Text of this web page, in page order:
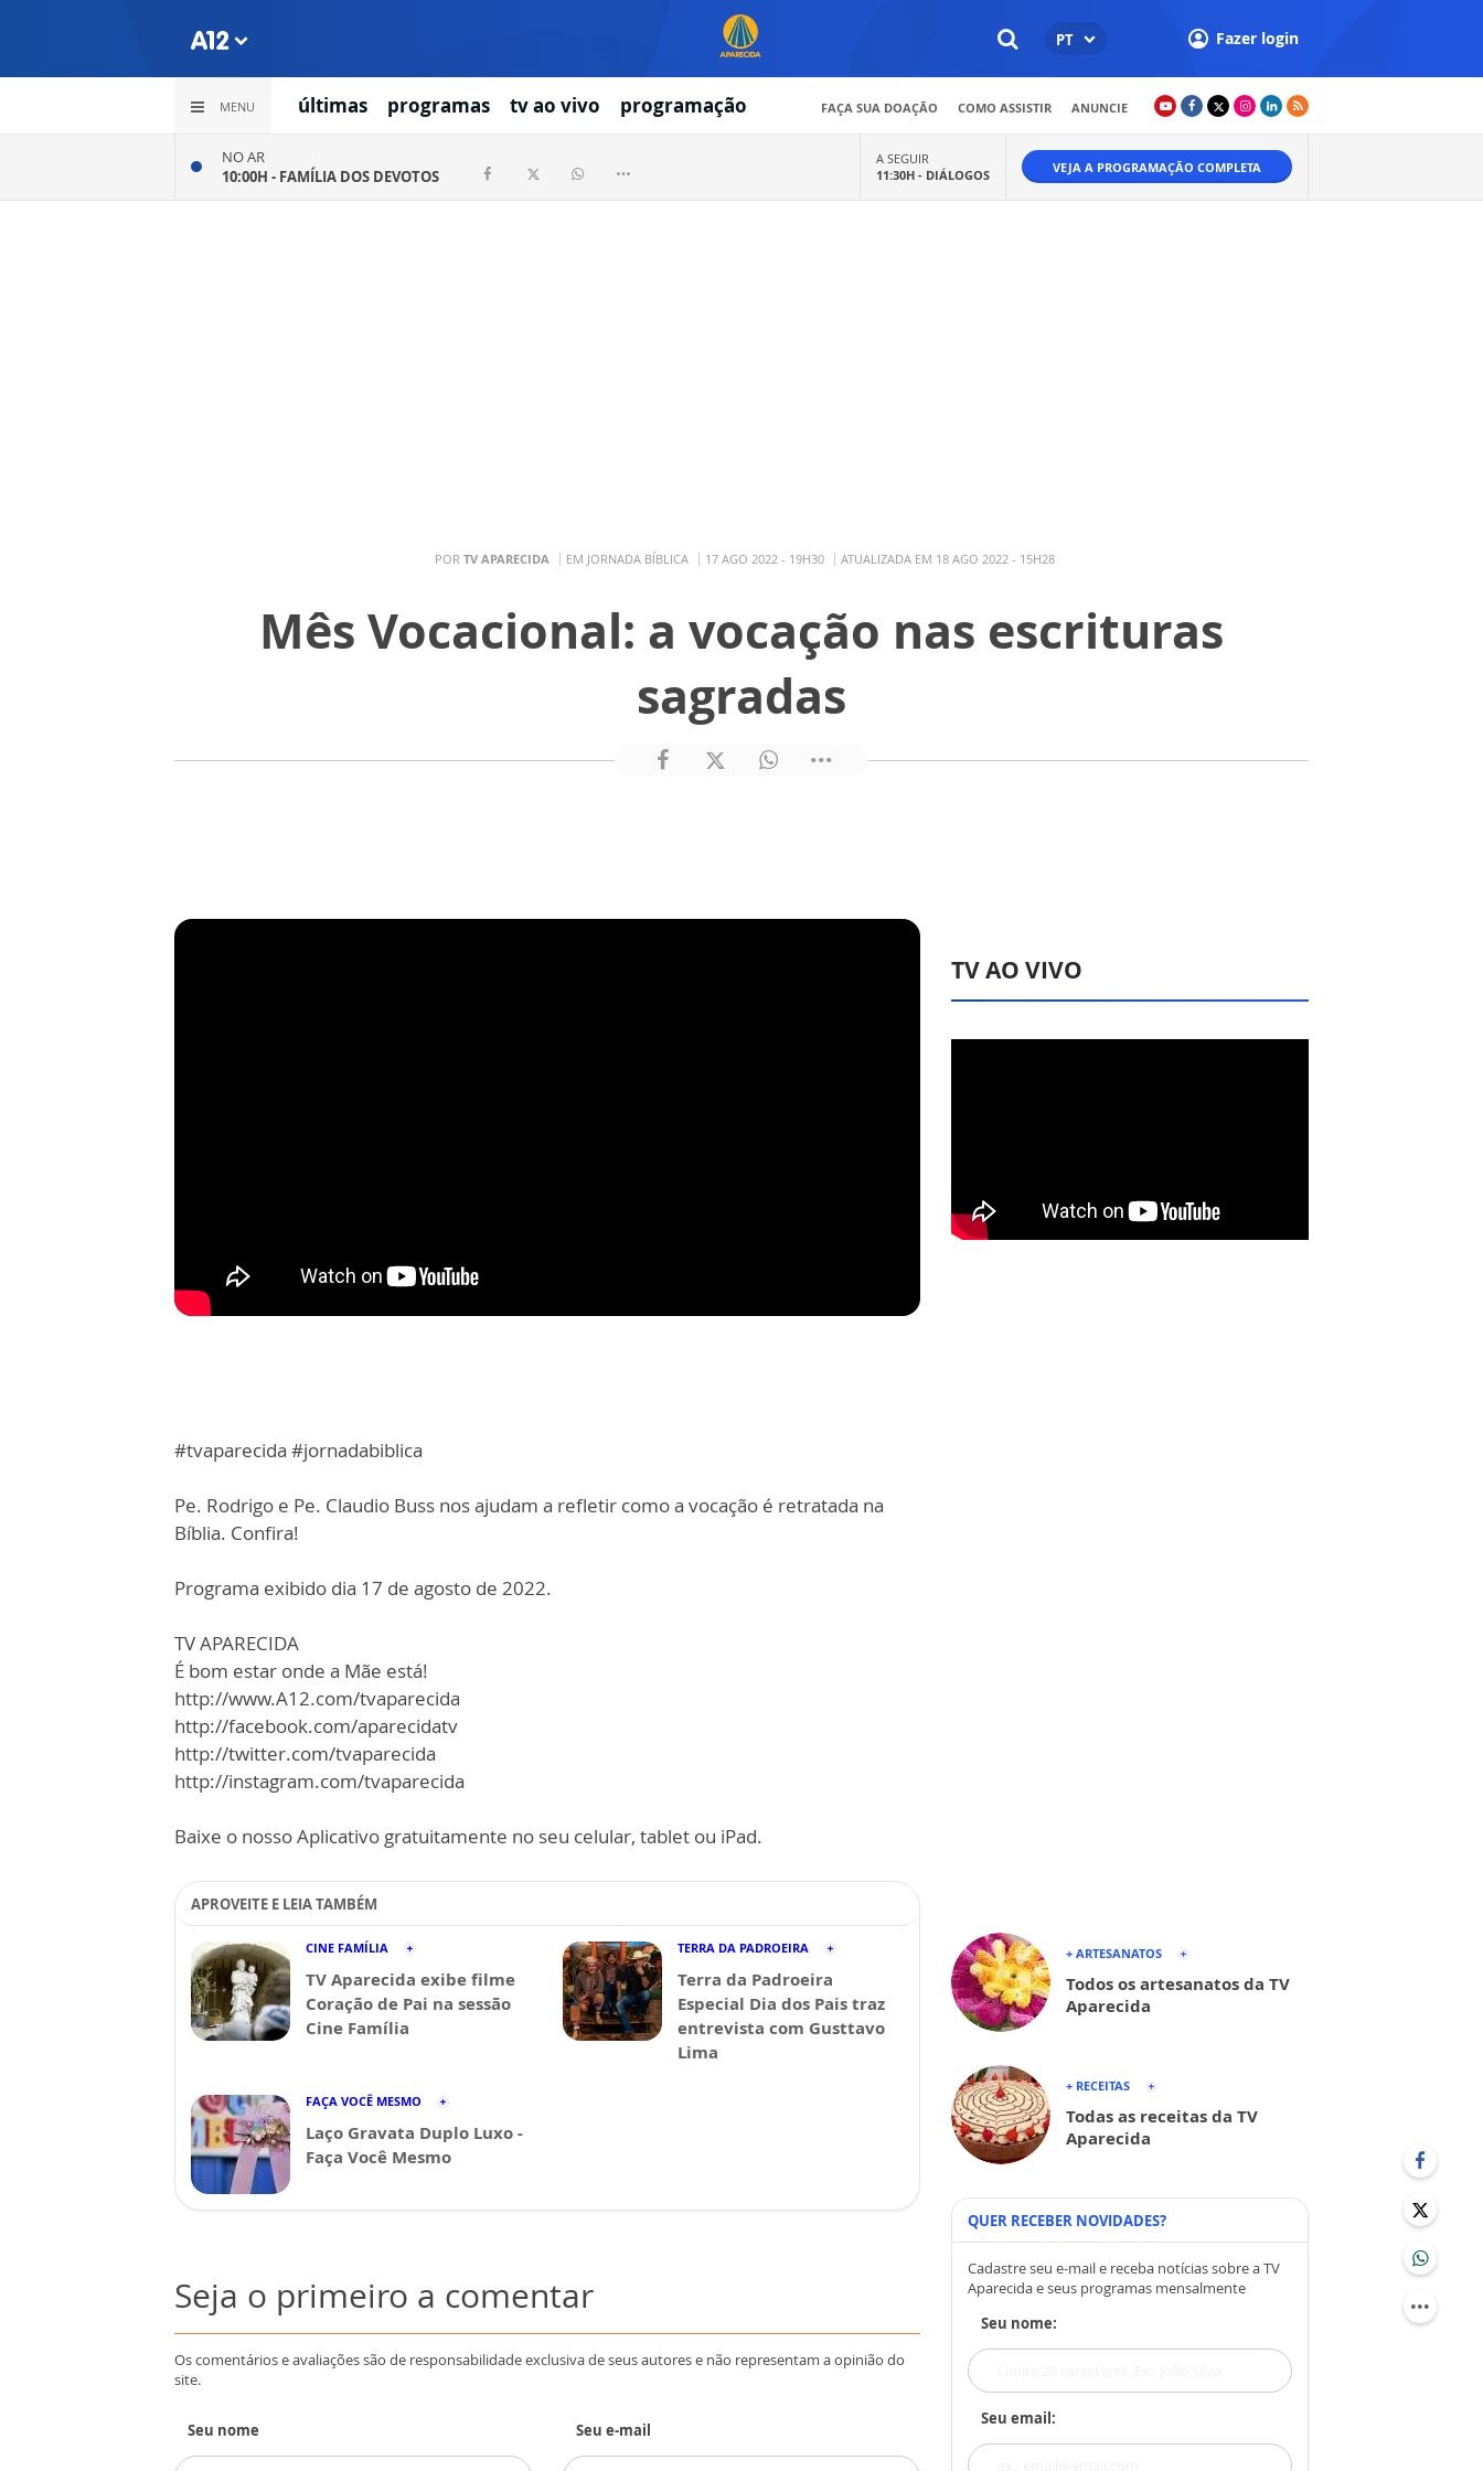
PT Fazer login
MENU últimas programas tv ao vivo programação FAÇA SUA DOAÇÃO COMO ASSISTIR ANUNCIE
NO AR
10:00H - FAMÍLIA DOS DEVOTOS
A SEGUIR
11:30H - DIÁLOGOS VEJA A PROGRAMAÇÃO COMPLETA
POR TV APARECIDA EM JORNADA BÍBLICA 17 AGO 2022 - 19H30 ATUALIZADA EM 18 AGO 2022 - 15H28
Mês Vocacional: a vocação nas escrituras
sagradas
#tvaparecida #jornadabiblica
Pe. Rodrigo e Pe. Claudio Buss nos ajudam a refletir como a vocação é retratada na
Bíblia. Confira!
Programa exibido dia 17 de agosto de 2022.
TV APARECIDA
É bom estar onde a Mãe está!
http://www.A12.com/tvaparecida
http://facebook.com/aparecidatv
http://twitter.com/tvaparecida
http://instagram.com/tvaparecida
Baixe o nosso Aplicativo gratuitamente no seu celular, tablet ou iPad.
APROVEITE E LEIA TAMBÉM
CINE FAMÍLIA
TV Aparecida exibe filme
Coração de Pai na sessão
Cine Família
TERRA DA PADROEIRA
Terra da Padroeira
Especial Dia dos Pais traz
entrevista com Gusttavo
Lima
FAÇA VOCÊ MESMO
Laço Gravata Duplo Luxo -
Faça Você Mesmo
Seja o primeiro a comentar
Os comentários e avaliações são de responsabilidade exclusiva de seus autores e não representam a opinião do
site.
Seu nome Seu e-mail
TV AO VIVO
+ ARTESANATOS
Todos os artesanatos da TV
Aparecida
+ RECEITAS
Todas as receitas da TV
Aparecida
QUER RECEBER NOVIDADES?
Cadastre seu e-mail e receba notícias sobre a TV
Aparecida e seus programas mensalmente
Seu nome:
Seu email: